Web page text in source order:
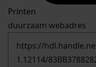
Printen
duurzaam webadres